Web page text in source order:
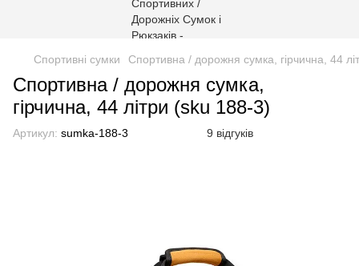
Спортивні сумки Спортивна / дорожня сумка, гірчична, 44
Спортивна / дорожня сумка,
гірчична, 44 літри (sku 188-3)
Артикул: sumka-188-3 9 відгуків